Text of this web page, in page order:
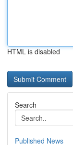
HTML is disabled
Search
Published News